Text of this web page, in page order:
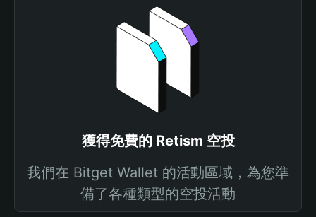
獲得免費的 Retism 空投
我們在 Bitget Wallet 的活動區域，為您準
備了各種類型的空投活動